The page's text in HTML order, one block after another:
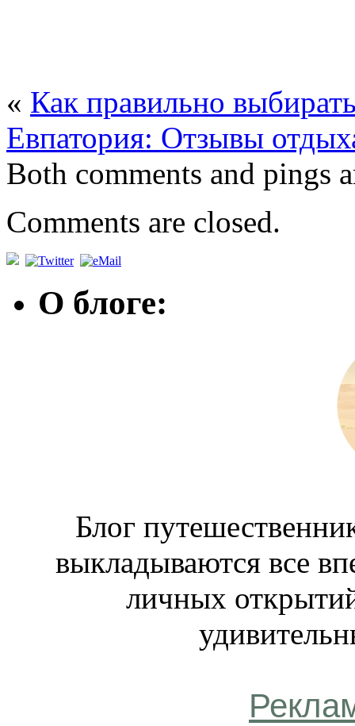
« Как правильно
Евпатория: Отзывы
Both comments and pings
Comments are closed.
О блоге:
Блог
выкладываются все
личных